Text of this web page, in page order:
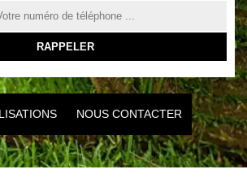
NOUS CONTACTER